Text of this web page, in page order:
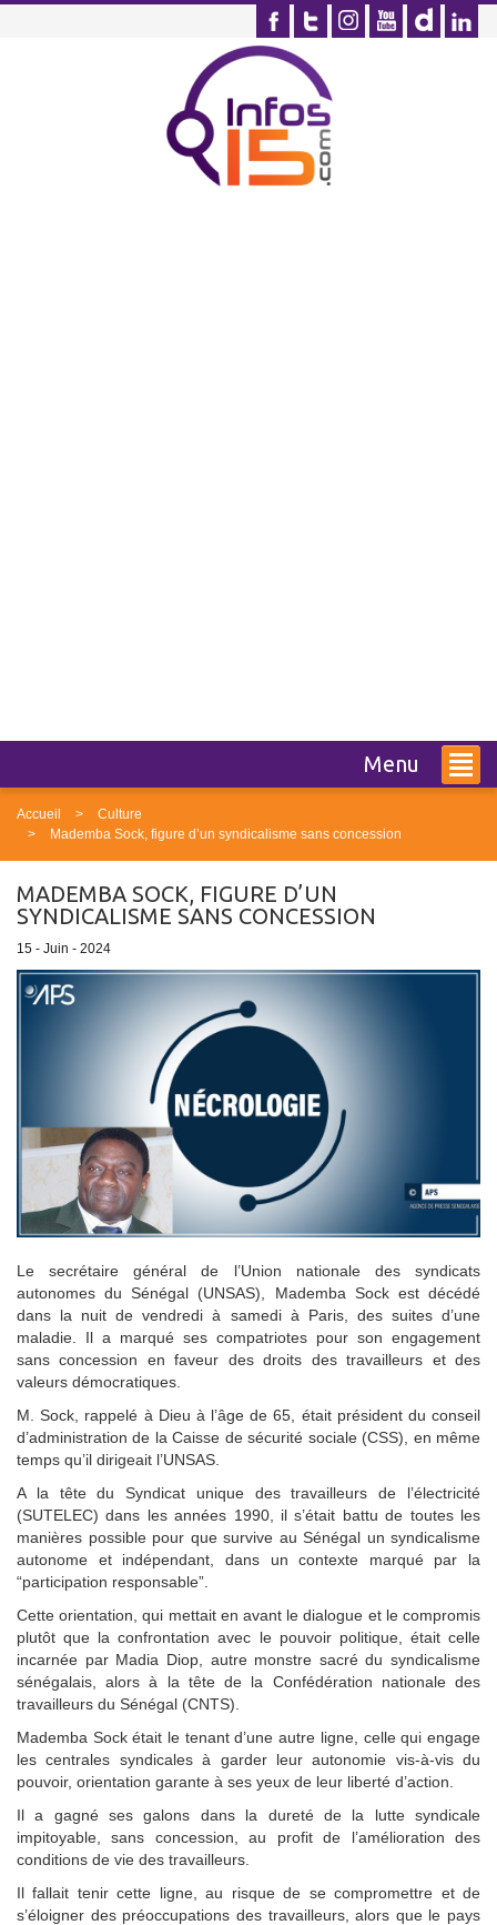
Menu
Accueil
Culture
Mademba Sock, figure d’un syndicalisme sans concession
MADEMBA SOCK, FIGURE D’UN
SYNDICALISME SANS CONCESSION
15 - Juin - 2024
Le secrétaire général de l’Union nationale des syndicats
autonomes du Sénégal (UNSAS), Mademba Sock est décédé
dans la nuit de vendredi à samedi à Paris, des suites d’une
maladie. Il a marqué ses compatriotes pour son engagement
sans concession en faveur des droits des travailleurs et des
valeurs démocratiques.
M. Sock, rappelé à Dieu à l’âge de 65, était président du conseil
d’administration de la Caisse de sécurité sociale (CSS), en même
temps qu’il dirigeait l’UNSAS.
A la tête du Syndicat unique des travailleurs de l’électricité
(SUTELEC) dans les années 1990, il s’était battu de toutes les
manières possible pour que survive au Sénégal un syndicalisme
autonome et indépendant, dans un contexte marqué par la
“participation responsable”.
Cette orientation, qui mettait en avant le dialogue et le compromis
plutôt que la confrontation avec le pouvoir politique, était celle
incarnée par Madia Diop, autre monstre sacré du syndicalisme
sénégalais, alors à la tête de la Confédération nationale des
travailleurs du Sénégal (CNTS).
Mademba Sock était le tenant d’une autre ligne, celle qui engage
les centrales syndicales à garder leur autonomie vis-à-vis du
pouvoir, orientation garante à ses yeux de leur liberté d’action.
Il a gagné ses galons dans la dureté de la lutte syndicale
impitoyable, sans concession, au profit de l’amélioration des
conditions de vie des travailleurs.
Il fallait tenir cette ligne, au risque de se compromettre et de
s’éloigner des préoccupations des travailleurs, alors que le pays